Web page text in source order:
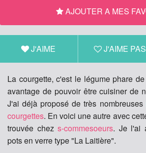
AJOUTER A MES
J'AIME J'AIME PAS
La courgette, c'est le légume phare
avantage de pouvoir être cuisiner de
J'ai déjà proposé de très nombreuses
courgettes. En voici une autre avec
trouvée chez s-commesoeurs. Je l'ai
pots en verre type "La Laitière".